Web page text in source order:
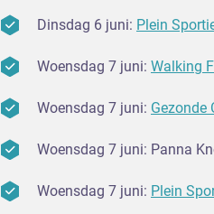
Dinsdag 6 juni: Plein
Woensdag 7 juni: Walking
Woensdag 7 juni: Gezonde
Woensdag 7 juni: Panna
Woensdag 7 juni: Plein